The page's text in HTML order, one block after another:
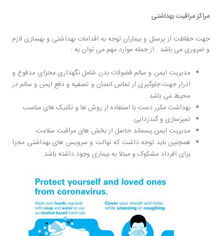
مراکز مراقبت بهداشتی
جهت حفاظت از پرسنل و بیماران توجه به اقدامات بهداشتی و بهسازی لازم
و ضروری می باشد . از جمله موارد مهم می توان به :
مدیریت ایمن و سالم فضولات بدن شامل نگهداری مجزای مدفوع و
ادرار جهت جلوگیری از تماس انسان و تصفیه و دفع ایمن و سالم در
محیط می باشد .
بهداشت مکرر دست با استفاده از روش ها و تکنیک های مناسب
تمیزسازی و گندزدایی
مدیریت ایمن پسماند حاصل از بخش های مراقبت سلامت.
همچنین باید توجه داشت که توالت و سرویس های بهداشتی مجزا
برای افرداد مشکوک و مبتلا به بیماری وجود داشته باشد.